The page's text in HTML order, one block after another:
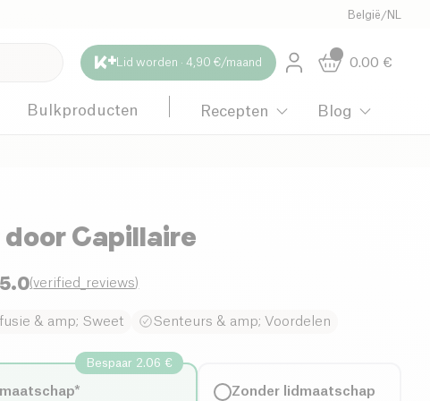
België /NL
Lid worden · 4,90 €/maand 0.00 €
Bulkproducten Recepten Blog
Capillaire
5.0(verified_reviews)
& amp; Sweet Senteurs & amp; Voordelen
Bespaar 2.06 €
Zonder lidmaatschap